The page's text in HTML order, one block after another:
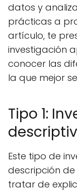
datos y
prácticas a
artículo, te
investigación
conocer las
la que mejor
Tipo 1:
Este tipo de
descripción de
tratar de